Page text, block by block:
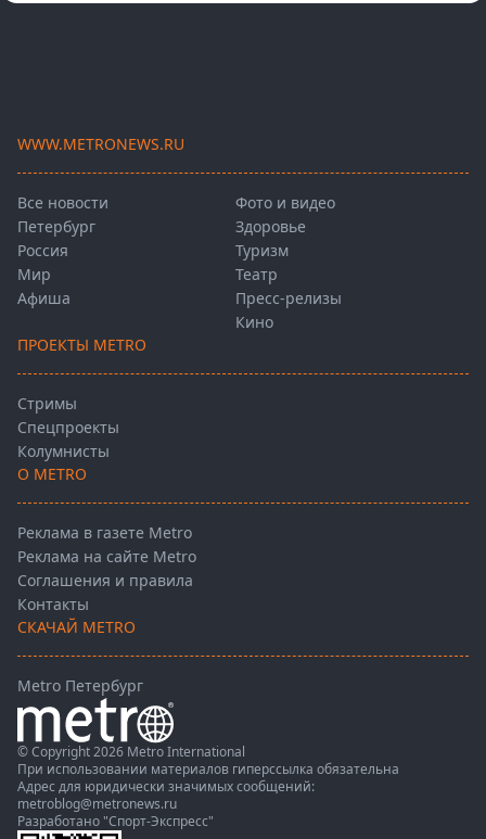
WWW.METRONEWS.RU
Все новости
Петербург
Россия
Мир
Афиша
Фото и видео
Здоровье
Туризм
Театр
Пресс-релизы
Кино
ПРОЕКТЫ METRO
Стримы
Спецпроекты
Колумнисты
О METRO
Реклама в газете Metro
Реклама на сайте Metro
Соглашения и правила
Контакты
СКАЧАЙ METRO
Metro Петербург
© Copyright 2026 Metro International
При использовании материалов гиперссылка обязательна
Адрес для юридически значимых сообщений:
metroblog@metronews.ru
Разработано "Спорт-Экспресс"